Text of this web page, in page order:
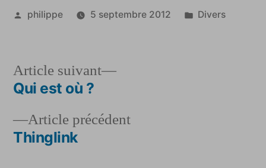
Publié
philippe 5 septembre 2012
Publié
Divers
Navigation
de
l’article
Article précédentArticle
Thinglink
Article suivant
Article
Qui est où ?